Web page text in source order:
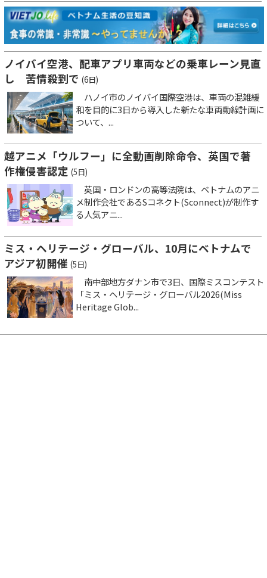
ノイバイ空港、配車アプリ車両などの乗車レーン見直
し 苦情殺到で (6日)
ハノイ市のノイバイ国際空港は、車両の混雑緩
和を目的に3日から導入した新たな車両動線計画に
ついて、...
越アニメ「ウルフー」に全動画削除命令、英国で著
作権侵害認定 (5日)
英国・ロンドンの高等法院は、ベトナムのアニ
メ制作会社であるSコネクト(Sconnect)が制作す
る人気アニ...
ミス・ヘリテージ・グローバル、10月にベトナムで
アジア初開催 (5日)
南中部地方ダナン市で3日、国際ミスコンテスト
「ミス・ヘリテージ・グローバル2026(Miss
Heritage Glob...